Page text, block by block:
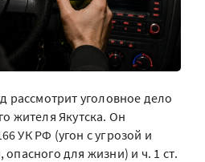
рассмотрит уголовное дело
жителя Якутска. Он
УК РФ (угон с угрозой и
для жизни) и ч. 1 ст.